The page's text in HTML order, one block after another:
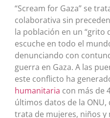
“Scream for Gaza” se
colaborativa sin
la población en un “grito
escuche en todo el
denunciando con
guerra en Gaza. A las
este conflicto ha
humanitaria con más de
últimos datos de la ONU,
trata de mujeres, niños y